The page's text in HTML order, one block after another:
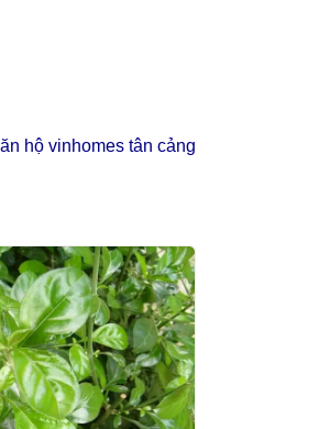
hộ vinhomes tân cảng